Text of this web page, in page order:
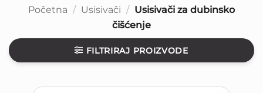
Početna / Usisivači / Usisivači za dubinsko
čišćenje
FILTRIRAJ PROIZVODE